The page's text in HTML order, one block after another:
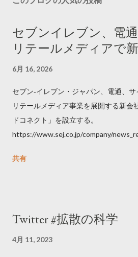
セブンイレブン、電
リテールメディアで
6月 16, 2026
セブン‐イレブン・ジャパン、電通、サ
リテールメディア事業を展開する新会
ドコネクト」を設立する。
https://www.sej.co.jp/company/
共有
Twitter #拡散の科学
4月 11, 2023